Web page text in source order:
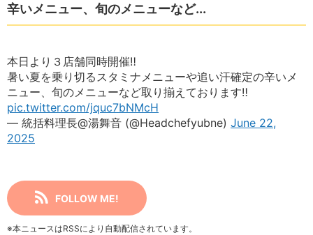
辛いメニュー、旬のメニューなど...
本日より３店舗同時開催‼️
暑い夏を乗り切るスタミナメニューや追い汗確定の辛いメ
ニュー、旬のメニューなど取り揃えております‼️
pic.twitter.com/jquc7bNMcH
— 統括料理長@湯舞音 (@Headchefyubne) June 22,
2025
FOLLOW ME!
※本ニュースはRSSにより自動配信されています。